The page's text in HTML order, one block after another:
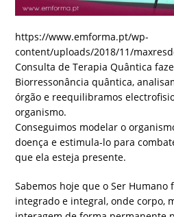
https://www.emforma.pt/wp-
content/uploads/2018/11/
Consulta de Terapia Quântica
Biorressonância quântica,
órgão e reequilibramos
organismo.
Conseguimos modelar o
doença e estimula-lo para
que ela esteja presente.
Sabemos hoje que o Ser
integrado e integral, onde corpo,